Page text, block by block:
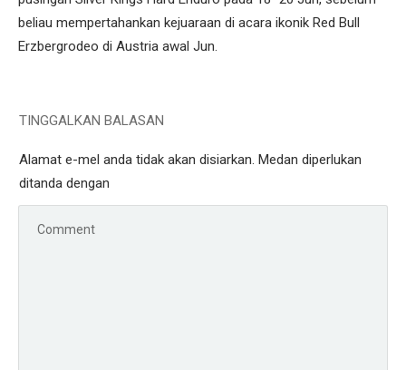
beliau mempertahankan kejuaraan di acara ikonik Red Bull
Erzbergrodeo di Austria awal Jun.
TINGGALKAN BALASAN
Alamat e-mel anda tidak akan disiarkan. Medan diperlukan
ditanda dengan